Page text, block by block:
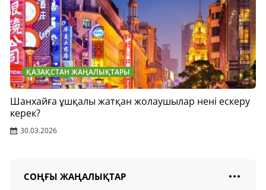
ҚАЗАҚСТАН ЖАҢАЛЫҚТАРЫ
Шанхайға ұшқалы жатқан жолаушылар нені ескеру
керек?
30.03.2026
СОҢҒЫ ЖАҢАЛЫҚТАР